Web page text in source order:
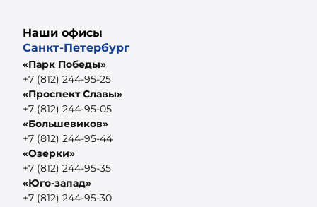
Наши офисы
Санкт-Петербург
«Парк Победы»
+7 (812) 244-95-25
«Проспект Славы»
+7 (812) 244-95-05
«Большевиков»
+7 (812) 244-95-44
«Озерки»
+7 (812) 244-95-35
«Юго-запад»
+7 (812) 244-95-30